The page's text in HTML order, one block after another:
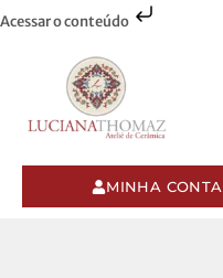
Acessar o conteúdo
MINHA CONTA